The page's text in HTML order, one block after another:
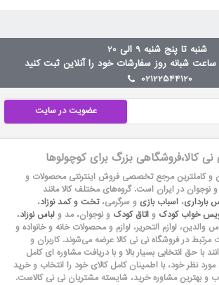
شنبه تا پنج شنبه 9 الی 20
02122544120
عضویت در سایت
نی کالا،فروشگاهی بزرگ برای کوچولوها
و کاملترین مرجع تخصصی فروش اینترنتی محصولات و
و نوجوان در ایران است. گروه‏‏‌های مختلف کالا مانند
بارداری، اسباب بازی و سرگرمی،تخت و کمد نوزاد،
خواب کودک و اتاق کودک و نوجوان، مد و لباس نوزاد،
لوازم التحریر، لوازم و محصولات خانه و خانواده و
مرتبط در فروشگاه نی نی کالا عرضه می‏‏‏‌شوند. کاربران و
با حق انتخابی بسیار بالا و با دریافت مشاوره ای کامل
نظر خود، با اطمینان کامل کالای خود را انتخاب و خرید
و بهترین مشاوره خرید، شایسته مشتریان نی نی کالاست.